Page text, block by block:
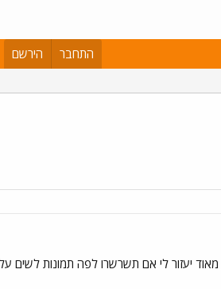
התחבר הירשם
יעזור לי אם תשרשרו לפה תמונות לשים